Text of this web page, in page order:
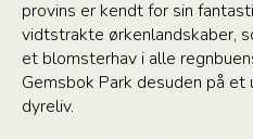
provins er kendt for sin
vidtstrakte ørkenlandskaber,
et blomsterhav i alle
Gemsbok Park desuden på
dyreliv.